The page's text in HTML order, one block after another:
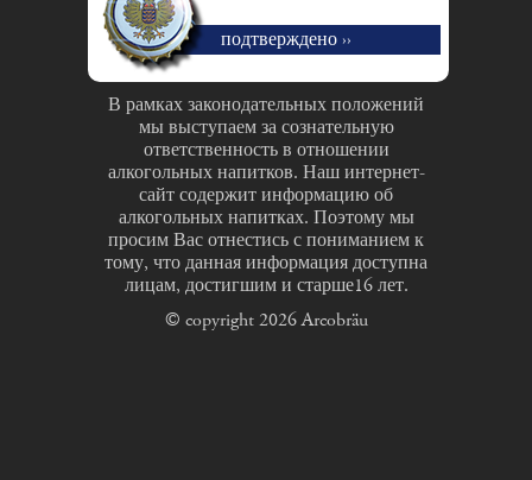
подтверждено ››
В рамках законодательных положений
мы выступаем за сознательную
ответственность в отношении
алкогольных напитков. Наш интернет-
сайт содержит информацию об
алкогольных напитках. Поэтому мы
просим Вас отнестись с пониманием к
тому, что данная информация доступна
лицам, достигшим и старше16 лет.
© copyright 2026 Arcobräu